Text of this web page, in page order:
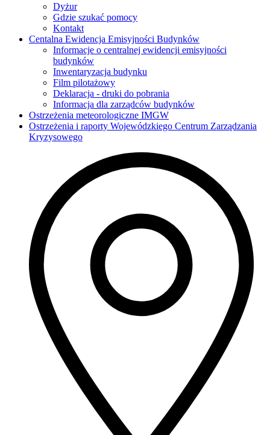
Dyżur
Gdzie szukać pomocy
Kontakt
Centalna Ewidencja Emisyjności Budynków
Informacje o centralnej ewidencji emisyjności
budynków
Inwentaryzacja budynku
Film pilotażowy
Deklaracja - druki do pobrania
Informacja dla zarządców budynków
Ostrzeżenia meteorologiczne IMGW
Ostrzeżenia i raporty Wojewódzkiego Centrum Zarządzania
Kryzysowego